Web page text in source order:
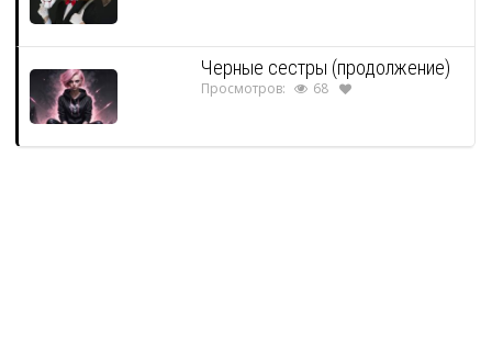
Черные сестры (продолжение)
Просмотров: 68